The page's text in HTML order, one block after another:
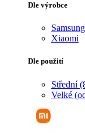
Dle výrobce
Samsung
Xiaomi
Dle použití
Střední
Velké